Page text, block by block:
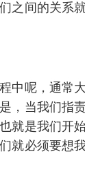
之间的关系
中呢，通常
，当我们指
就是我们开
就必须要想